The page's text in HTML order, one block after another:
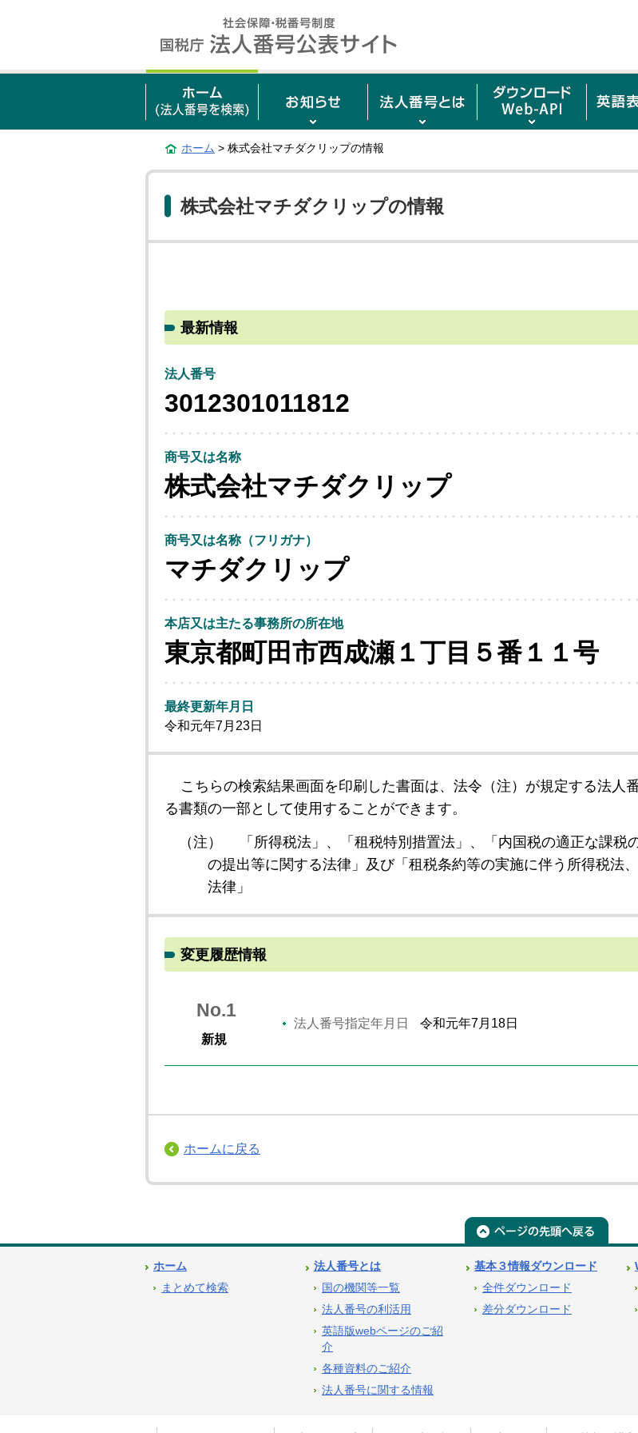
ホーム > 株式会社マチダクリップの情報
株式会社マチダクリップの情報
最新情報
法人番号
3012301011812
商号又は名称
株式会社マチダクリップ
商号又は名称（フリガナ）
マチダクリップ
本店又は主たる事務所の所在地
東京都町田市西成瀬１丁目５番１１号
最終更新年月日
令和元年7月23日
こちらの検索結果画面を印刷した書面は、法令（注）が規定する法人
る書類の一部として使用することができます。
（注）
「所得税法」、「租税特別措置法」、「内国税の適正な課
の提出等に関する法律」及び「租税条約等の実施に伴う所得税法
法律」
変更履歴情報
No.1
新規
法人番号指定年月日 令和元年7月18日
ホームに戻る
ホーム
まとめて検索
法人番号とは
国の機関等一覧
法人番号の利活用
英語版webページのご紹
介
各種資料のご紹介
法人番号に関する情報
基本３情報ダウンロード
全件ダウンロード
差分ダウンロード